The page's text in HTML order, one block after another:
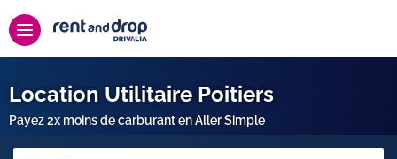
Location Utilitaire Poitiers
Payez 2x moins de carburant en Aller Simple